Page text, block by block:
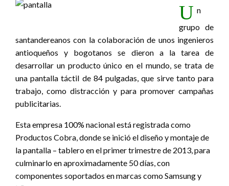
U n
grupo de
santandereanos con la colaboración de unos ingenieros
antioqueños y bogotanos se dieron a la tarea de
desarrollar un producto único en el mundo, se trata de
una pantalla táctil de 84 pulgadas, que sirve tanto para
trabajo, como distracción y para promover campañas
publicitarias.
Esta empresa 100% nacional está registrada como
Productos Cobra, donde se inició el diseño y montaje de
la pantalla – tablero en el primer trimestre de 2013, para
culminarlo en aproximadamente 50 días, con
componentes soportados en marcas como Samsung y